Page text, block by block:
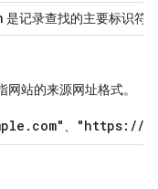
是记录查找的主要标识符
网站的来源网址格式。
、
"https://